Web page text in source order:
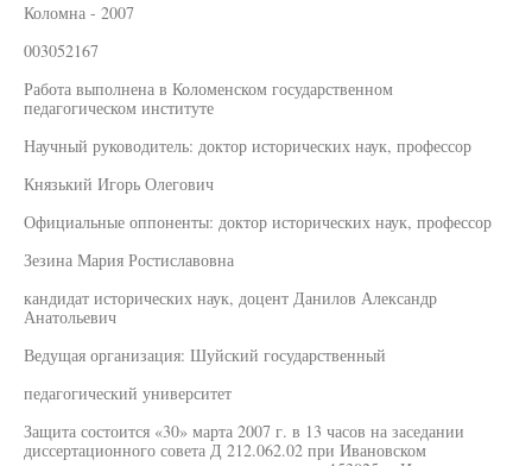
Коломна - 2007
003052167
Работа выполнена в Коломенском государственном
педагогическом институте
Научный руководитель: доктор исторических наук, профессор
Князький Игорь Олегович
Официальные оппоненты: доктор исторических наук, профессор
Зезина Мария Ростиславовна
кандидат исторических наук, доцент Данилов Александр
Анатольевич
Ведущая организация: Шуйский государственный
педагогический университет
Защита состоится «30» марта 2007 г. в 13 часов на заседании
диссертационного совета Д 212.062.02 при Ивановском